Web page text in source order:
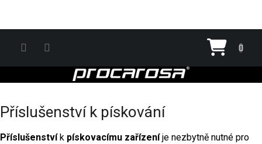
Příslušenství k pískování
Příslušenstvík pískovacímu zařízeníje nezbytně nutné pro